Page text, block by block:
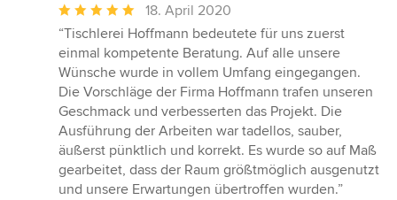
Durchschnittliche
Bewertung:
5
von
5
Sternen
18. April 2020
“Tischlerei Hoffmann bedeutete für uns zuerst
einmal kompetente Beratung. Auf alle unsere
Wünsche wurde in vollem Umfang eingegangen.
Die Vorschläge der Firma Hoffmann trafen unseren
Geschmack und verbesserten das Projekt. Die
Ausführung der Arbeiten war tadellos, sauber,
äußerst pünktlich und korrekt. Es wurde so auf Maß
gearbeitet, dass der Raum größtmöglich ausgenutzt
und unsere Erwartungen übertroffen wurden.”